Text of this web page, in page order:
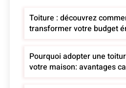
Toiture : découvrez
transformer votre budget
Pourquoi adopter une
votre maison: avantages